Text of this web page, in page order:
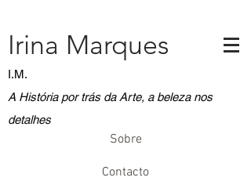
A História por trás da Arte, a beleza nos
detalhes
Irina Marques
I.M.
Sobre
Contacto